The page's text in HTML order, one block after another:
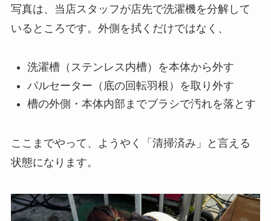
写真は、当店スタッフが店先で洗濯機を分解して
いるところです。外側を拭くだけではなく、
洗濯槽（ステンレス内槽）を本体から外す
パルセーター（底の回転羽根）を取り外す
槽の外側・本体内部までブラシで汚れを落とす
ここまでやって、ようやく「清掃済み」と言える
状態になります。